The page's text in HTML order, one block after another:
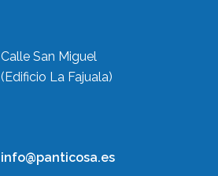
Calle San Miguel
(Edificio La Fajuala)
info@panticosa.es